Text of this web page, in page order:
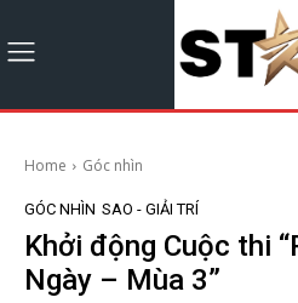
Home Góc nhìn
GÓC NHÌN SAO - GIẢI TRÍ
Khởi động Cuộc thi
Ngày – Mùa 3”